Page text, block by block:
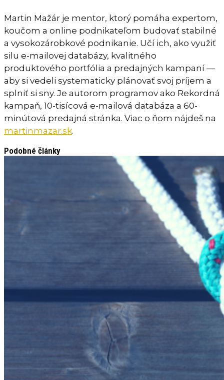
Martin Mažár je mentor, ktorý pomáha expertom,
koučom a online podnikateľom budovať stabilné
a vysokozárobkové podnikanie. Učí ich, ako využiť
silu e-mailovej databázy, kvalitného
produktového portfólia a predajných kampaní —
aby si vedeli systematicky plánovať svoj príjem a
splniť si sny. Je autorom programov ako Rekordná
kampaň, 10-tisícová e-mailová databáza a 60-
minútová predajná stránka. Viac o ňom nájdeš na
martinmazar.sk.
Podobné články